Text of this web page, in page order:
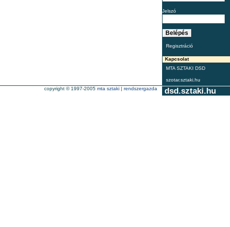
Jelszó
Regisztráció
Kapcsolat
MTA SZTAKI DSD
szotar.sztaki.hu
dsd.sztaki.hu
copyright © 1997-2005 mta sztaki | rendszergazda